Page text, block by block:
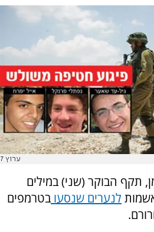
ערוץ 7
תקף הבוקר (שני) במילים
לנערים שנסעו בטרמפים